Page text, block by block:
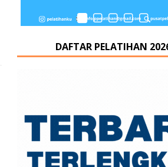
DAFTAR PELATIHAN